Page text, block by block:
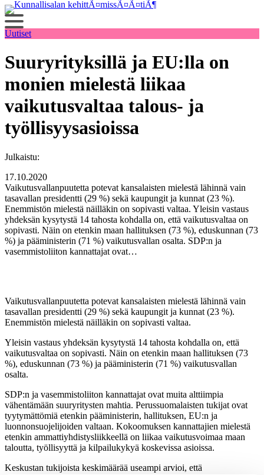
Siirry
sisältöön
Uutiset
Suuryrityksillä ja EU:lla on
monien mielestä liikaa
vaikutusvaltaa talous- ja
työllisyysasioissa
Julkaistu:
17.10.2020
Vaikutusvallanpuutetta potevat kansalaisten mielestä lähinnä vain
tasavallan presidentti (29 %) sekä kaupungit ja kunnat (23 %).
Enemmistön mielestä näilläkin on sopivasti valtaa. Yleisin vastaus
yhdeksän kysytystä 14 tahosta kohdalla on, että vaikutusvaltaa on
sopivasti. Näin on etenkin maan hallituksen (73 %), eduskunnan (73
%) ja pääministerin (71 %) vaikutusvallan osalta. SDP:n ja
vasemmistoliiton kannattajat ovat…
Vaikutusvallanpuutetta potevat kansalaisten mielestä lähinnä vain
tasavallan presidentti (29 %) sekä kaupungit ja kunnat (23 %).
Enemmistön mielestä näilläkin on sopivasti valtaa.
Yleisin vastaus yhdeksän kysytystä 14 tahosta kohdalla on, että
vaikutusvaltaa on sopivasti. Näin on etenkin maan hallituksen (73
%), eduskunnan (73 %) ja pääministerin (71 %) vaikutusvallan
osalta.
SDP:n ja vasemmistoliiton kannattajat ovat muita alttiimpia
vähentämään suuryritysten mahtia. Perussuomalaisten tukijat ovat
tyytymättömiä etenkin pääministerin, hallituksen, EU:n ja
luonnonsuojelijoiden valtaan. Kokoomuksen kannattajien mielestä
etenkin ammattiyhdistysliikkeellä on liikaa vaikutusvoimaa maan
taloutta, työllisyyttä ja kilpailukykyä koskevissa asioissa.
Keskustan tukijoista keskimäärää useampi arvioi, että